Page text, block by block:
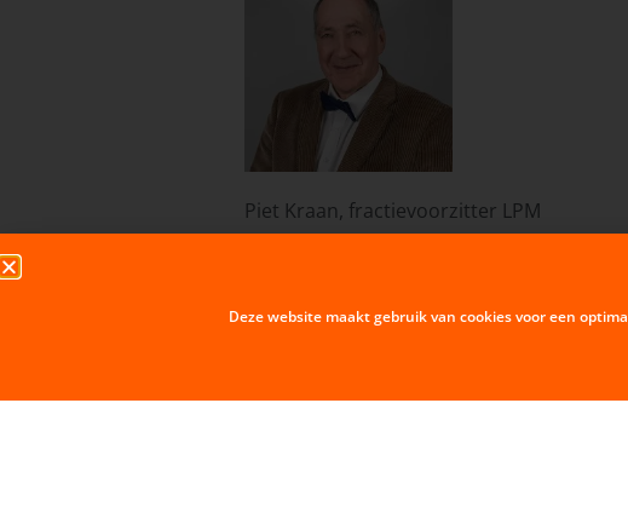
Piet Kraan, fractievoorzitter LPM
Deze website maakt gebruik van cookies voor een